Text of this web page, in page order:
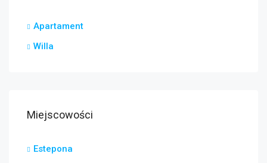
Apartament
Willa
Miejscowości
Estepona